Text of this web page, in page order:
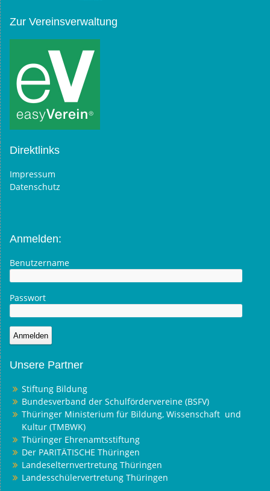
Zur Vereinsverwaltung
Direktlinks
Impressum
Datenschutz
Anmelden:
Benutzername
Passwort
Unsere Partner
Stiftung Bildung
Bundesverband der Schulfördervereine (BSFV)
Thüringer Ministerium für Bildung, Wissenschaft und
Kultur (TMBWK)
Thüringer Ehrenamtsstiftung
Der PARITÄTISCHE Thüringen
Landeselternvertretung Thüringen
Landesschülervertretung Thüringen